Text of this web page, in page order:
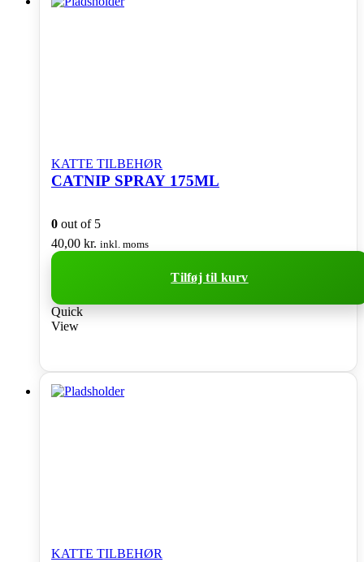
KATTE TILBEHØR
CATNIP SPRAY 175ML
0 out of 5
40,00 kr. inkl. moms
Tilføj til kurv
Quick
View
KATTE TILBEHØR